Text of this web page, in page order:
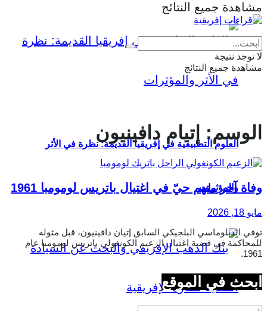
العلوم التطبيقية في إفريقيا القديمة: نظرة في الأثر
والمؤثرات
مشاهدة جميع النتائج
لا توجد نتيجة
مشاهدة جميع النتائج
الوسم: إتيام دافينيون
وفاة آخر متهم حيّ في اغتيال باتريس لومومبا 1961
مايو 18, 2026
توفي الدبلوماسي البلجيكي السابق إتيان دافينيون، قبل مثوله
للمحاكمة في قضية اغتيال الزعيم الكونغولي باتريس لومومبا عام
1961.
ابحث في الموقع